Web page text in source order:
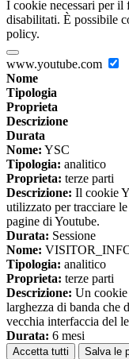
I cookie necessari per il
disabilitati. È possibile
policy.
www.youtube.com
Nome
Tipologia
Proprieta
Descrizione
Durata
Nome: YSC
Tipologia: analitico
Proprieta: terze parti
Descrizione: Il cookie
utilizzato per tracciare
pagine di Youtube.
Durata: Sessione
Nome:
Tipologia: analitico
Proprieta: terze parti
Descrizione: Un cookie
larghezza di banda che
vecchia interfaccia del
Durata: 6 mesi
Accetta tutti Salva le